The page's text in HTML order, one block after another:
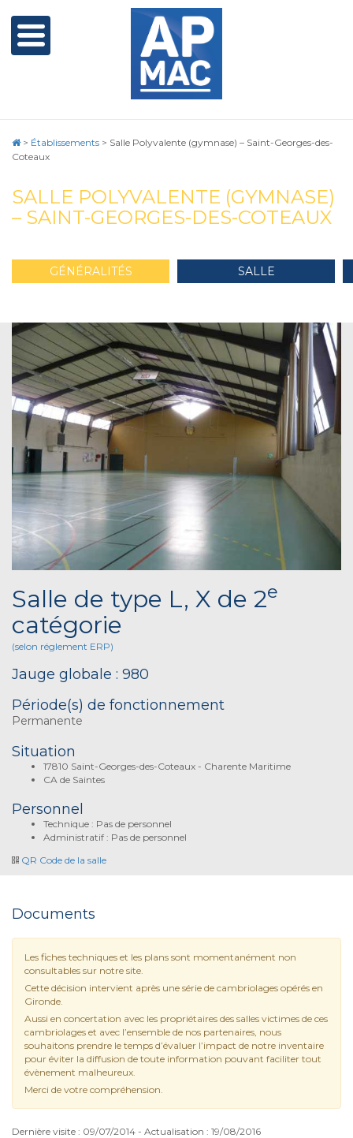
> Établissements > Salle Polyvalente (gymnase) – Saint-Georges-des-
Coteaux
SALLE POLYVALENTE (GYMNASE)
– SAINT-GEORGES-DES-COTEAUX
GÉNÉRALITÉS SALLE
Salle de type L, X de 2e
catégorie
(selon réglement ERP)
Jauge globale : 980
Période(s) de fonctionnement
Permanente
Situation
17810 Saint-Georges-des-Coteaux - Charente Maritime
CA de Saintes
Personnel
Technique : Pas de personnel
Administratif : Pas de personnel
QR Code de la salle
Documents
Les fiches techniques et les plans sont momentanément non
consultables sur notre site.
Cette décision intervient après une série de cambriolages opérés en
Gironde.
Aussi en concertation avec les propriétaires des salles victimes de ces
cambriolages et avec l’ensemble de nos partenaires, nous
souhaitons prendre le temps d’évaluer l’impact de notre inventaire
pour éviter la diffusion de toute information pouvant faciliter tout
évènement malheureux.
Merci de votre compréhension.
Dernière visite : 09/07/2014 - Actualisation : 19/08/2016